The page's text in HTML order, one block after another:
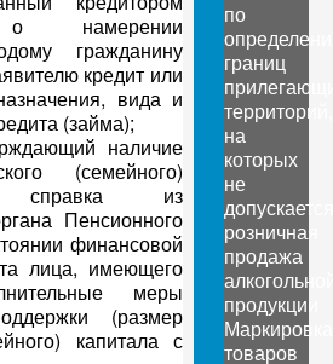
о намерении
гражданину
кредит или
вида и
(займа);
наличие
(семейного)
из
Пенсионного
финансовой
лица, имеющего
меры
(размер
капитала с
по
границ
территорий,
на
которых
не
допускается
розничная
продажа
продукции
Маркировка
товаров